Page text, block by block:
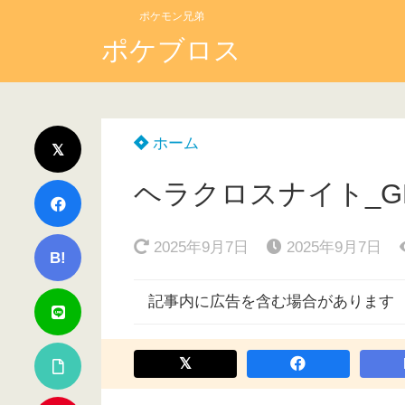
ポケモン兄弟
ポケブロス
B!
ホーム
ヘラクロスナイト
2025年9月7日 2025年9月7日
記事内に広告を含む場合があります